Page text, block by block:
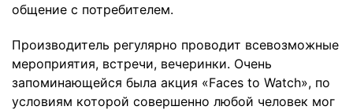
общение с потребителем.
Производитель регулярно проводит всевозможные
мероприятия, встречи, вечеринки. Очень
запоминающейся была акция «Faces to Watch», по
условиям которой совершенно любой человек мог